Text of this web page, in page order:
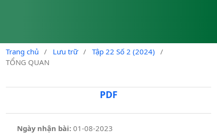
Trang chủ / Lưu trữ / Tập 22 Số 2 (2024)
/
TỔNG QUAN
PDF
Ngày nhận bài: 01-08-2023